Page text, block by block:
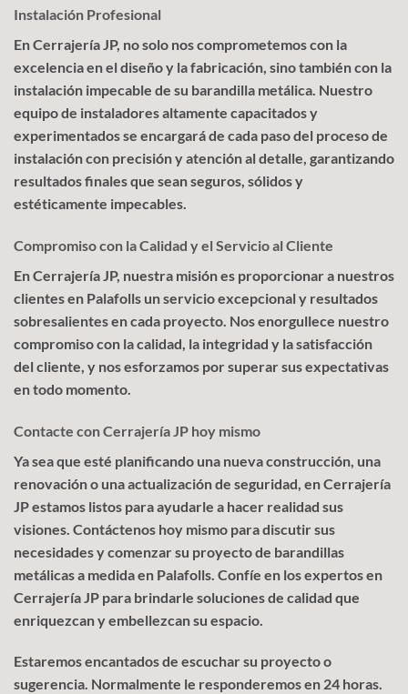
Instalación Profesional
En Cerrajería JP, no solo nos comprometemos con la
excelencia en el diseño y la fabricación, sino también con la
instalación impecable de su barandilla metálica. Nuestro
equipo de instaladores altamente capacitados y
experimentados se encargará de cada paso del proceso de
instalación con precisión y atención al detalle, garantizando
resultados finales que sean seguros, sólidos y
estéticamente impecables.
Compromiso con la Calidad y el Servicio al Cliente
En Cerrajería JP, nuestra misión es proporcionar a nuestros
clientes en Palafolls un servicio excepcional y resultados
sobresalientes en cada proyecto. Nos enorgullece nuestro
compromiso con la calidad, la integridad y la satisfacción
del cliente, y nos esforzamos por superar sus expectativas
en todo momento.
Contacte con Cerrajería JP hoy mismo
Ya sea que esté planificando una nueva construcción, una
renovación o una actualización de seguridad, en Cerrajería
JP estamos listos para ayudarle a hacer realidad sus
visiones. Contáctenos hoy mismo para discutir sus
necesidades y comenzar su proyecto de barandillas
metálicas a medida en Palafolls. Confíe en los expertos en
Cerrajería JP para brindarle soluciones de calidad que
enriquezcan y embellezcan su espacio.
Estaremos encantados de escuchar su proyecto o
sugerencia. Normalmente le responderemos en 24 horas.